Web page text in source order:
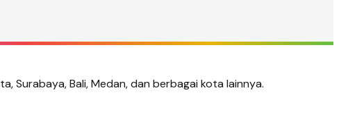
Surabaya, Bali, Medan, dan berbagai kota lainnya.